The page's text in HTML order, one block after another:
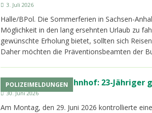
3. Juli 2026
Halle/BPol. Die Sommerferien in Sachsen-
Möglichkeit in den lang ersehnten Urlaub zu
gewünschte Erholung bietet, sollten sich
Daher möchten die Präventionsbeamten der
POLIZEIMELDUNGENHauptbahnhof: 23-Jähriger
30. Juni 2026
Am Montag, den 29. Juni 2026 kontrollierte